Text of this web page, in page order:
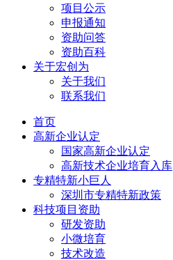
项目公示
申报通知
资助问答
资助百科
关于宏创为
关于我们
联系我们
首页
高新企业认定
国家高新企业认定
高新技术企业培育入库
专精特新小巨人
深圳市专精特新政策
科技项目资助
研发资助
小微培育
技术改造